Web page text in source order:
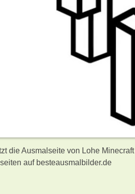
die Ausmalseite von Lohe
auf besteausmalbilder.de